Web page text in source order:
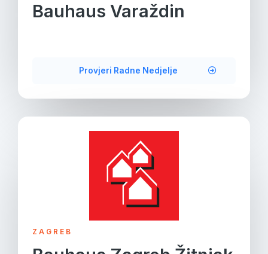
Bauhaus Varaždin
Provjeri Radne Nedjelje
ZAGREB